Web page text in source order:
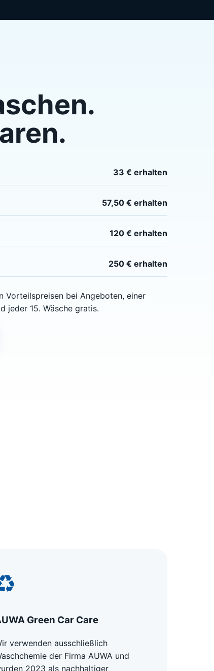
33 € erhalten
57,50 € erhalten
120 € erhalten
250 € erhalten
Vorteilspreisen bei Angeboten, einer
jeder 15. Wäsche gratis.
Green Car Care
verwenden ausschließlich
der Firma AUWA und
2023 als nachhaltiger